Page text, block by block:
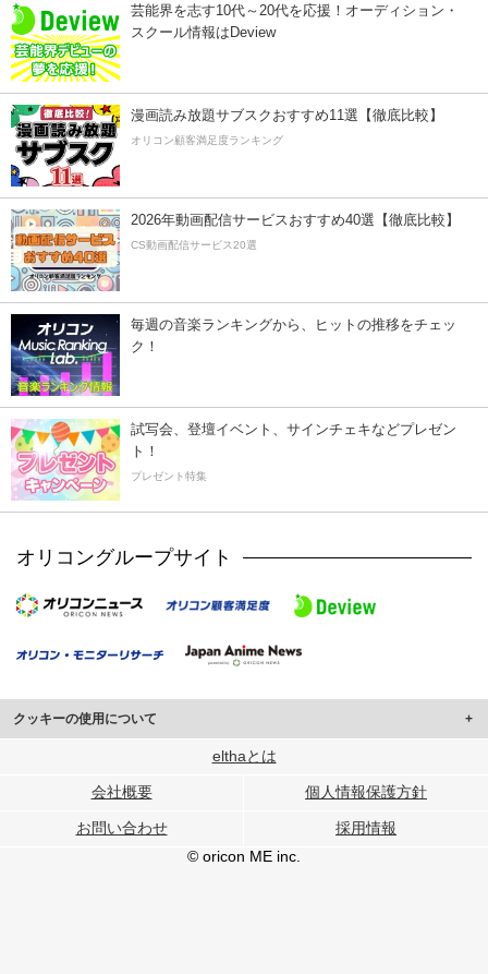
芸能界を志す10代～20代を応援！オーディション・
スクール情報はDeview
漫画読み放題サブスクおすすめ11選【徹底比較】
オリコン顧客満足度ランキング
2026年動画配信サービスおすすめ40選【徹底比較】
CS動画配信サービス20選
毎週の音楽ランキングから、ヒットの推移をチェッ
ク！
試写会、登壇イベント、サインチェキなどプレゼン
ト！
プレゼント特集
オリコングループサイト
クッキーの使用について
このサイトでは Cookie を使用して、ユーザーに合わせたコンテンツや広告の
行っています。
メディアや広告配信、データ解析の各パートナーに提供しています。
各パートナーは、この情報とユーザーが各パートナーに提供した他の情報や、
ユーザーが各パートナーのサービスを使用したときに収集した他の情報を組み
elthaとは
会社概要 個人情報保護方針
お問い合わせ
採用情報
© oricon ME inc.